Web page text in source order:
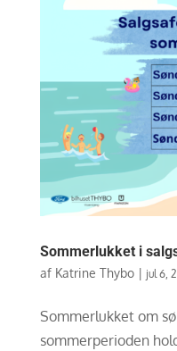
Sommerlukket i
af Katrine Thybo| jul 6,
Sommerlukket om
sommerperioden